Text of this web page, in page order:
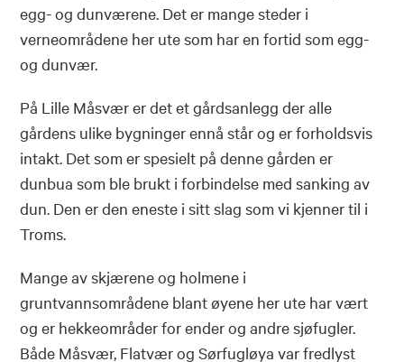
egg- og dunværene. Det er mange steder i
verneområdene her ute som har en fortid som egg-
og dunvær.
På Lille Måsvær er det et gårdsanlegg der alle
gårdens ulike bygninger ennå står og er forholdsvis
intakt. Det som er spesielt på denne gården er
dunbua som ble brukt i forbindelse med sanking av
dun. Den er den eneste i sitt slag som vi kjenner til i
Troms.
Mange av skjærene og holmene i
gruntvannsområdene blant øyene her ute har vært
og er hekkeområder for ender og andre sjøfugler.
Både Måsvær, Flatvær og Sørfugløya var fredlyst